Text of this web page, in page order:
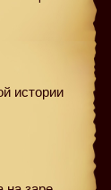
истории